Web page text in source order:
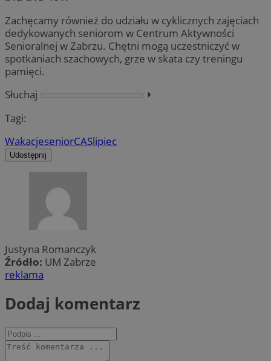
Zachęcamy również do udziału w cyklicznych zajęciach
dedykowanych seniorom w Centrum Aktywności
Senioralnej w Zabrzu. Chętni mogą uczestniczyć w
spotkaniach szachowych, grze w skata czy treningu
pamięci.
Słuchaj
⏵︎
Tagi:
WakacjeseniorCASlipiec
Udostępnij
Justyna Romanczyk
Źródło: UM Zabrze
reklama
Dodaj komentarz